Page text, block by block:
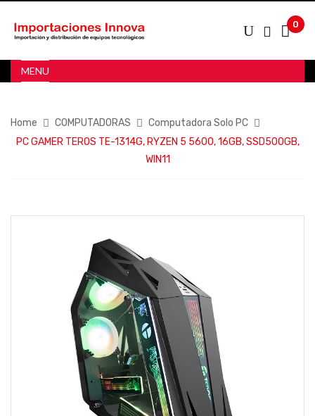
0
MENU
Home COMPUTADORAS
Computadora Solo PC
PC GAMER TEROS TE-1314G, RYZEN 5 5600, 16GB, SSD500GB,
WIN11